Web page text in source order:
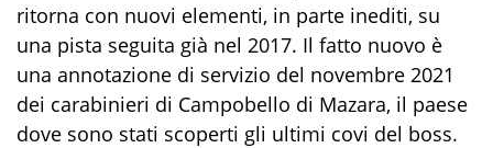
ritorna con nuovi elementi, in parte inediti, su
una pista seguita già nel 2017. Il fatto nuovo è
una annotazione di servizio del novembre 2021
dei carabinieri di Campobello di Mazara, il paese
dove sono stati scoperti gli ultimi covi del boss.